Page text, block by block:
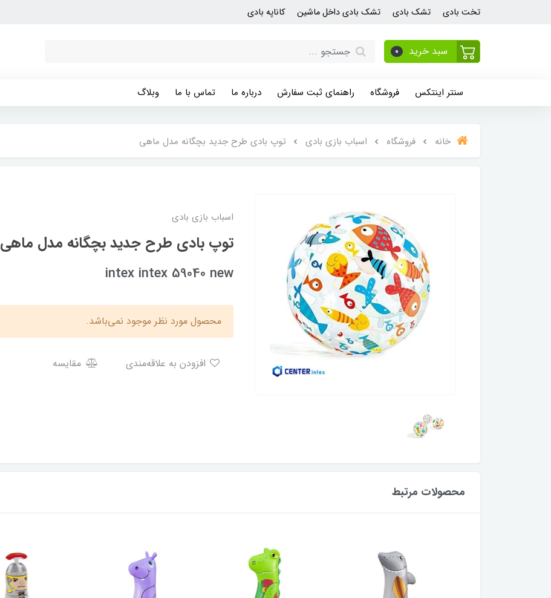
تخت بادی تشک بادی تشک بادی داخل ماشین کاناپه بادی
سبد خرید 0
سنتر اینتکس فروشگاه راهنمای ثبت سفارش درباره ما تماس با ما وبلاگ
خانه فروشگاه اسباب بازی بادی توپ بادی طرح جدید بچگانه مدل ماهی
اسباب بازی بادی
توپ بادی طرح جدید بچگانه مدل ماهی
intex intex 59040 new
محصول مورد نظر موجود نمی‌باشد.
مقایسه
محصولات مرتبط